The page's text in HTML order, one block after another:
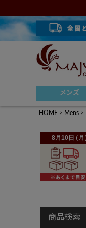
メンズ
HOME Mens
商品検索